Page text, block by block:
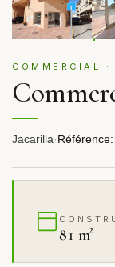
COMMERCIAL
Jacarilla·
81 m²